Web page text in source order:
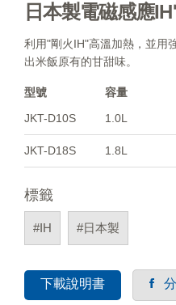
日本製電磁感應
利用"剛火IH"高溫加熱，並用
出米飯原有的甘甜味。
型號 容量
JKT-D10S
1.0L
JKT-D18S 1.8L
標籤
#IH #日本製
下載說明書